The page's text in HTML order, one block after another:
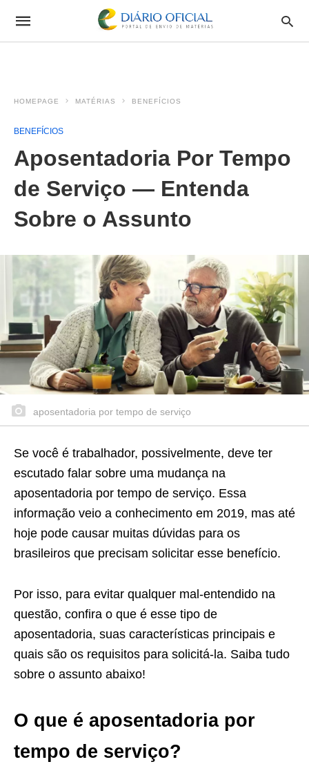
HOMEPAGE MATÉRIAS BENEFÍCIOS
BENEFÍCIOS
Aposentadoria Por Tempo
de Serviço — Entenda
Sobre o Assunto
aposentadoria por tempo de serviço
Se você é trabalhador, possivelmente, deve ter
escutado falar sobre uma mudança na
aposentadoria por tempo de serviço. Essa
informação veio a conhecimento em 2019, mas até
hoje pode causar muitas dúvidas para os
brasileiros que precisam solicitar esse benefício.
Por isso, para evitar qualquer mal-entendido na
questão, confira o que é esse tipo de
aposentadoria, suas características principais e
quais são os requisitos para solicitá-la. Saiba tudo
sobre o assunto abaixo!
O que é aposentadoria por
tempo de serviço?